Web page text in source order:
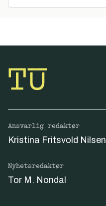
Ansvarlig redaktør
Kristina Fritsvold Nilsen
Nyhetsredaktør
Tor M. Nondal